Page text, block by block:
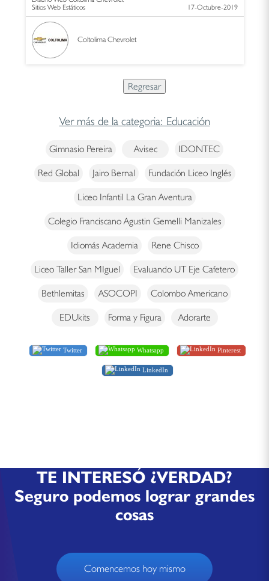
Sitios Web Estáticos
17-Octubre-2019
Coltolima Chevrolet
Ver más de la categoria: Educación
Gimnasio Pereira Avisec IDONTEC
Red Global Jairo Bernal Fundación Liceo Inglés
Liceo Infantil La Gran Aventura
Colegio Franciscano Agustin Gemelli Manizales
Idiomás Academia Rene Chisco
Liceo Taller San MIguel Evaluando UT Eje Cafetero
Bethlemitas ASOCOPI Colombo Americano
EDUkits Forma y Figura Adorarte
Twitter Whatsapp Pinterest
LinkedIn
TE INTERESÓ ¿VERDAD?
Seguro podemos lograr grandes
cosas
Comencemos hoy mismo